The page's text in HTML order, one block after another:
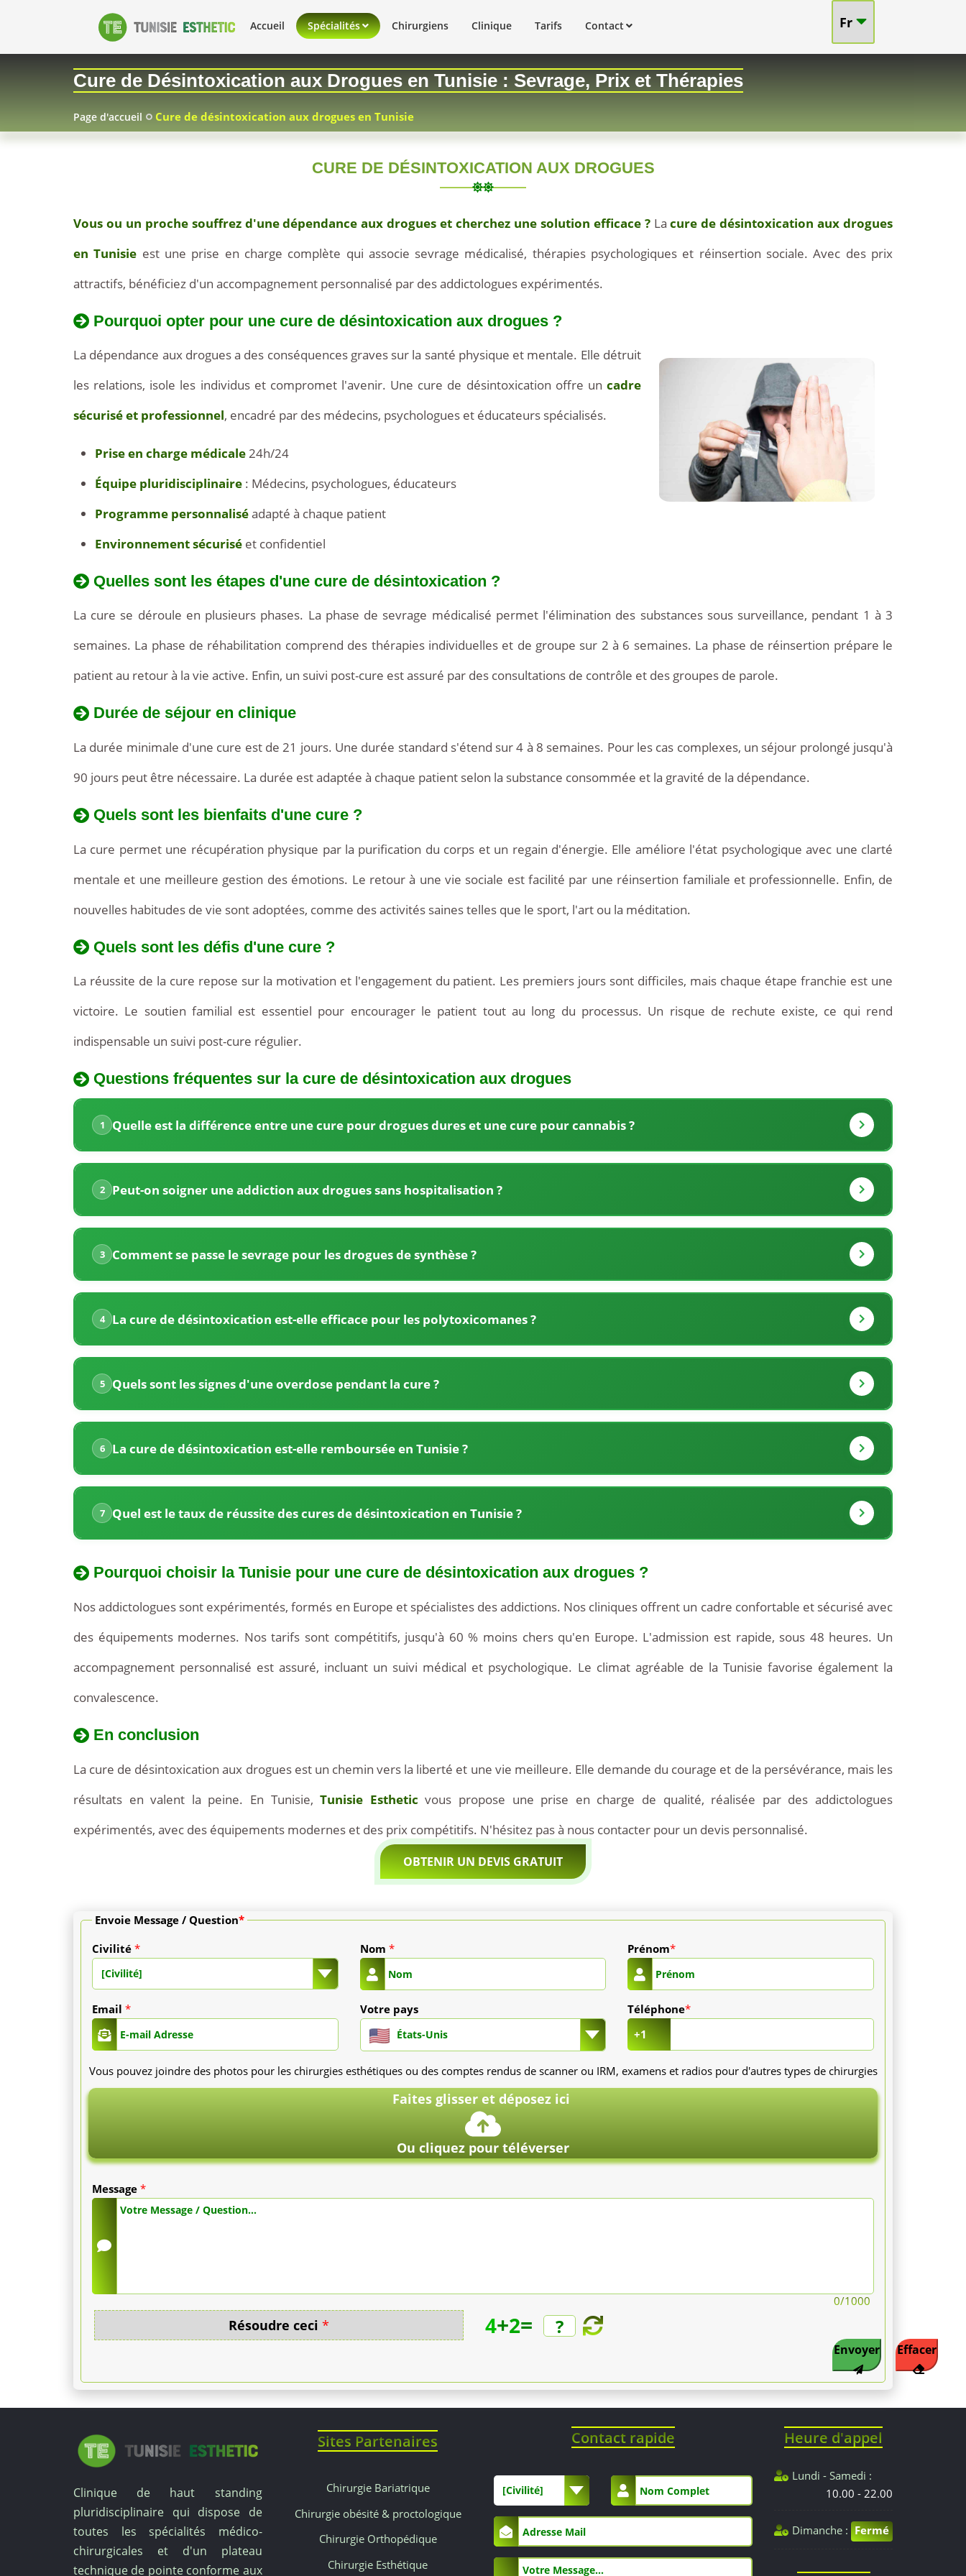
Fr
Accueil Spécialités Chirurgiens Clinique Tarifs Contact
Cure de Désintoxication aux Drogues en Tunisie : Sevrage, Prix et Thérapies
Page d'accueil Cure de désintoxication aux drogues en Tunisie
CURE DE DÉSINTOXICATION AUX DROGUES
03
Vous ou un proche souffrez d'une dépendance aux drogues et cherchez une solution efficace ?Lacure de désintoxication aux drogues
en Tunisie est une prise en charge complète qui associe sevrage médicalisé, thérapies psychologiques et réinsertion sociale. Avec des prix
attractifsà, bénéficiez d'un accompagnement personnalisé par des addictologues expérimentés.
Pourquoi opter pour une cure de désintoxication aux drogues ?
La dépendance aux drogues a des conséquences graves sur la santé physique et mentale. Elle détruit
les relations, isole les individus et compromet l'avenir. Une cure de désintoxication offre un cadre
sécurisé et professionnel, encadré par des médecins, psychologues et éducateurs spécialisés.
Prise en charge médicale24h/24
Équipe pluridisciplinaire : Médecins, psychologues, éducateurs
Programme personnaliséadapté à chaque patient
Environnement sécurisé et confidentiel
Quelles sont les étapes d'une cure de désintoxication ?
La cure se déroule en plusieurs phases. La phase de sevrage médicalisé permet l'élimination des substances sous surveillance, pendant 1 à 3
semaines. La phase de réhabilitation comprend des thérapies individuelles et de groupe sur 2 à 6 semaines. La phase de réinsertion prépare le
patient au retour à la vie active. Enfin, un suivi post-cure est assuré par des consultations de contrôle et des groupes de parole.
Durée de séjour en clinique
La durée minimale d'une cure est de 21 jours. Une durée standard s'étend sur 4 à 8 semaines. Pour les cas complexes, un séjour prolongé jusqu'à
90 jours peut être nécessaire. La durée est adaptée à chaque patient selon la substance consommée et la gravité de la dépendance.
Quels sont les bienfaits d'une cure ?
La cure permet une récupération physique par la purification du corps et un regain d'énergie. Elle améliore l'état psychologique avec une clarté
mentale et une meilleure gestion des émotions. Le retour à une vie sociale est facilité par une réinsertion familiale et professionnelle. Enfin, de
nouvelles habitudes de vie sont adoptées, comme des activités saines telles que le sport, l'art ou la méditation.
Quels sont les défis d'une cure ?
La réussite de la cure repose sur la motivation et l'engagement du patient. Les premiers jours sont difficiles, mais chaque étape franchie est une
victoire. Le soutien familial est essentiel pour encourager le patient tout au long du processus. Un risque de rechute existe, ce qui rend
indispensable un suivi post-cure régulier.
Quel
est
le
prix
d'une
cure
désintoxication
aux
drogues
Tunisie
La
cure
de
désintoxication
aux
drogues
Tunisie
proposée
des
prix
très
compétitifs.
Nos
forfaits
de
2000€.
Ils
incluent
avec
l'addictologue
sevrage
médicalisé
24
heures
thérapies
et
de
groupe
sont
proposées.
L'hébergement
en
Questions fréquentes sur la cure de désintoxication aux drogues
1 Quelle est la différence entre une cure pour drogues dures et une cure pour cannabis ?
2 Peut-on soigner une addiction aux drogues sans hospitalisation ?
3 Comment se passe le sevrage pour les drogues de synthèse ?
4 La cure de désintoxication est-elle efficace pour les polytoxicomanes ?
5 Quels sont les signes d'une overdose pendant la cure ?
6 La cure de désintoxication est-elle remboursée en Tunisie ?
7 Quel est le taux de réussite des cures de désintoxication en Tunisie ?
Pourquoi choisir la Tunisie pour une cure de désintoxication aux drogues ?
Nos addictologues sont expérimentés, formés en Europe et spécialistes des addictions. Nos cliniques offrent un cadre confortable et sécurisé avec
des équipements modernes. Nos tarifs sont compétitifs, jusqu'à 60 % moins chers qu'en Europe. L'admission est rapide, sous 48 heures. Un
accompagnement personnalisé est assuré, incluant un suivi médical et psychologique. Le climat agréable de la Tunisie favorise également la
convalescence.
En conclusion
La cure de désintoxication aux drogues est un chemin vers la liberté et une vie meilleure. Elle demande du courage et de la persévérance, mais les
résultats en valent la peine. En Tunisie,Tunisie Esthetic vous propose une prise en charge de qualité, réalisée par des addictologues
expérimentés, avec des équipements modernes et des prix compétitifs. N'hésitez pas à nous contacter pour un devis personnalisé.
OBTENIR UN DEVIS GRATUIT
Envoie Message / Question*
Civilité *
[Civilité]
Nom * Prénom*
Email * Votre pays
États-Unis
Téléphone*
+1
Vous pouvez joindre des photos pour les chirurgies esthétiques ou des comptes rendus de scanner ou IRM, examens et radios pour d'autres types de chirurgies
Faites glisser et déposez ici
Ou cliquez pour téléverser
Message *
0/1000
Résoudre ceci * 4+2=
Envoyer Effacer
Clinique de haut standing
pluridisciplinaire qui dispose de
toutes les spécialités médico-
chirurgicales et d'un plateau
technique de pointe conforme aux
Sites Partenaires
Chirurgie Bariatrique
Chirurgie obésité & proctologique
Chirurgie Orthopédique
Chirurgie Esthétique
Contact rapide
[Civilité]
Heure d'appel
Lundi - Samedi :
10.00 - 22.00
Dimanche : Fermé